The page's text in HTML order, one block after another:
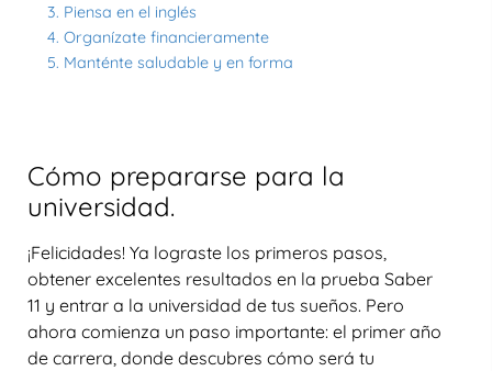
3. Piensa en el inglés
4. Organízate financieramente
5. Manténte saludable y en forma
Cómo prepararse para la
universidad.
¡Felicidades! Ya lograste los primeros pasos,
obtener excelentes resultados en la prueba Saber
11 y entrar a la universidad de tus sueños. Pero
ahora comienza un paso importante: el primer año
de carrera, donde descubres cómo será tu